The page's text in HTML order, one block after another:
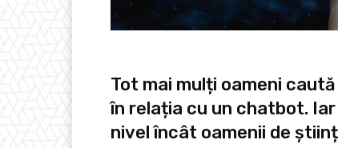
Tot mai mulți oameni
în relația cu un chatbot.
nivel încât oamenii de